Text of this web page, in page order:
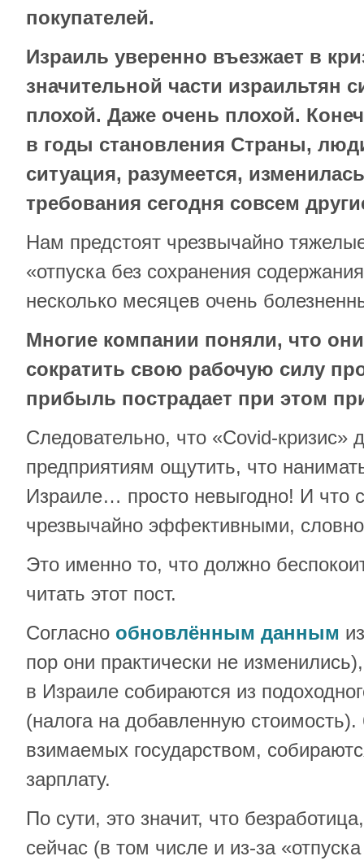
покупателей.
Израиль уверенно въезжает в
значительной части израильтян
плохой. Даже очень плохой.
в годы становления Страны,
ситуация, разумеется,
требования сегодня совсем
Нам предстоят чрезвычайно
«отпуска без сохранения
несколько месяцев очень
Многие компании поняли, что
сократить свою рабочую силу
прибыль пострадает при этом
Следовательно, что «Covid-кризис»
предприятиям ощутить, что
Израиле… просто невыгодно! И что
чрезвычайно эффективными,
Это именно то, что должно
читать этот пост.
Согласно обновлённым данным
пор они практически не
в Израиле собираются из
(налога на добавленную стоимость).
взимаемых государством,
зарплату.
По сути, это значит, что
сейчас (в том числе и из-за